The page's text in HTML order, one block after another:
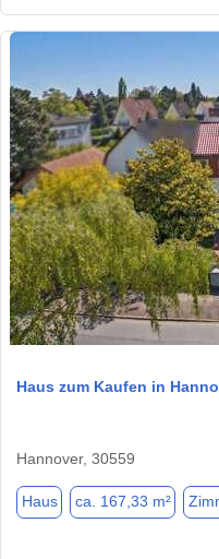
Haus zum Kaufen in
Hannover, 30559
Haus ca. 167,33 m²